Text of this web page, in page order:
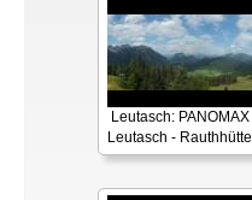
Leutasch: PANOMAX
Leutasch - Rauthhütte